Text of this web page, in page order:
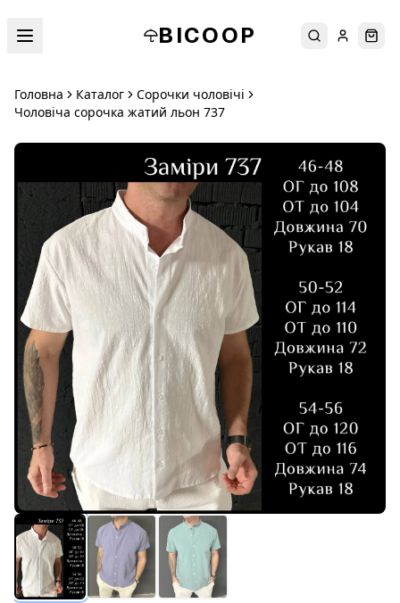
BICOOP ПошукУвійти
Головна Каталог
Сорочки чоловічі
Чоловіча сорочка жатий льон 737